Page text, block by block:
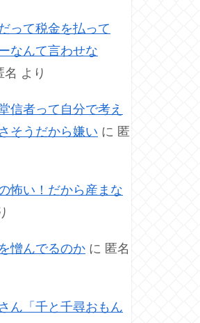
って税金を払って
なんて言わせな
名 より
信者って自分で考え
そうだから嫌い に 匿
怖い！だから産まな
憎んでるのか に 匿名
ん「千と千尋おもん